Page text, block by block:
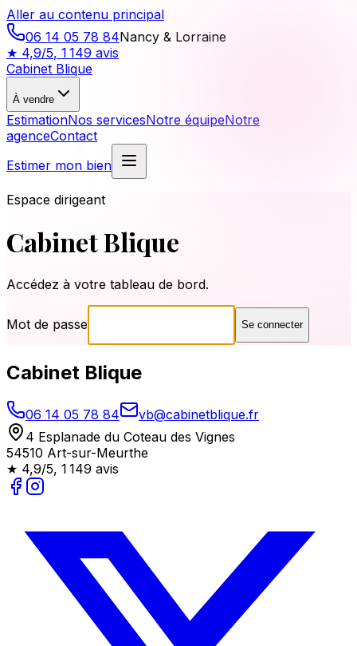
Aller au contenu principal
06 14 05 78 84Nancy & Lorraine
★ 4,9/5, 1 149 avis
Cabinet Blique
À vendre
EstimationNos servicesNotre équipeNotre
agenceContact
Estimer mon bien
Espace dirigeant
Cabinet Blique
Accédez à votre tableau de bord.
Mot de passe Se connecter
Cabinet Blique
06 14 05 78 84
vb@cabinetblique.fr
4 Esplanade du Coteau des Vignes
54510 Art-sur-Meurthe
★ 4,9/5, 1 149 avis